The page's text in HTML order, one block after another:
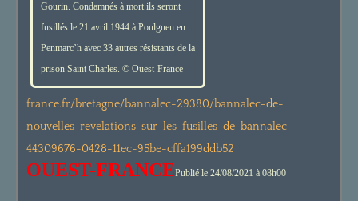
Gourin. Condamnés à mort ils seront
fusillés le 21 avril 1944 à Poulguen en
Penmarc’h avec 33 autres résistants de la
prison Saint Charles. © Ouest-France
france.fr/bretagne/bannalec-29380/bannalec-de-
nouvelles-revelations-sur-les-fusilles-de-bannalec-
44309676-0428-11ec-95be-cffa199ddb52
OUEST-FRANCEPublié le 24/08/2021 à 08h00